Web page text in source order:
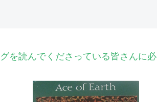
を読んでくださっている皆さんに必